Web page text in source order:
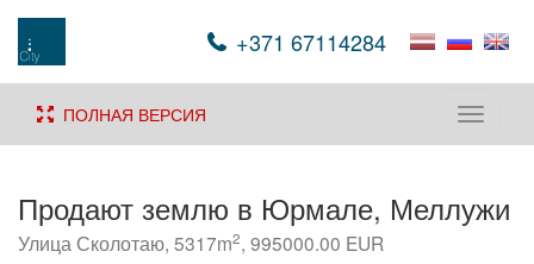
+371 67114284
Toggle
ПОЛНАЯ ВЕРСИЯ
Продают землю в Юрмале, Меллужи
Улица Сколотаю, 5317m2, 995000.00 EUR